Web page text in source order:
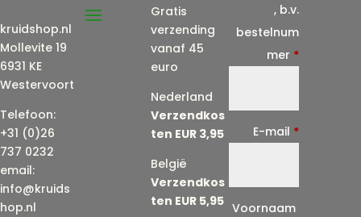
kruidshop.nl
Mollevite 19
6931 KE
Westervoort
Telefoon:
+31 (0)26
737 0232
email:
info@kruids
hop.nl
Gratis
verzending
vanaf 45
euro
Nederland
Verzendkos
ten EUR 3,95
België
Verzendkos
ten EUR 5,95
, b.v.
bestelnum
mer *
E-mail *
Voornaam